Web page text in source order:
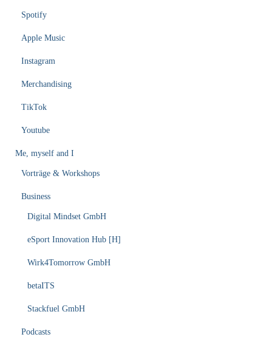
Spotify
Apple Music
Instagram
Merchandising
TikTok
Youtube
Me, myself and I
Vorträge & Workshops
Business
Digital Mindset GmbH
eSport Innovation Hub [H]
Wirk4Tomorrow GmbH
betaITS
Stackfuel GmbH
Podcasts